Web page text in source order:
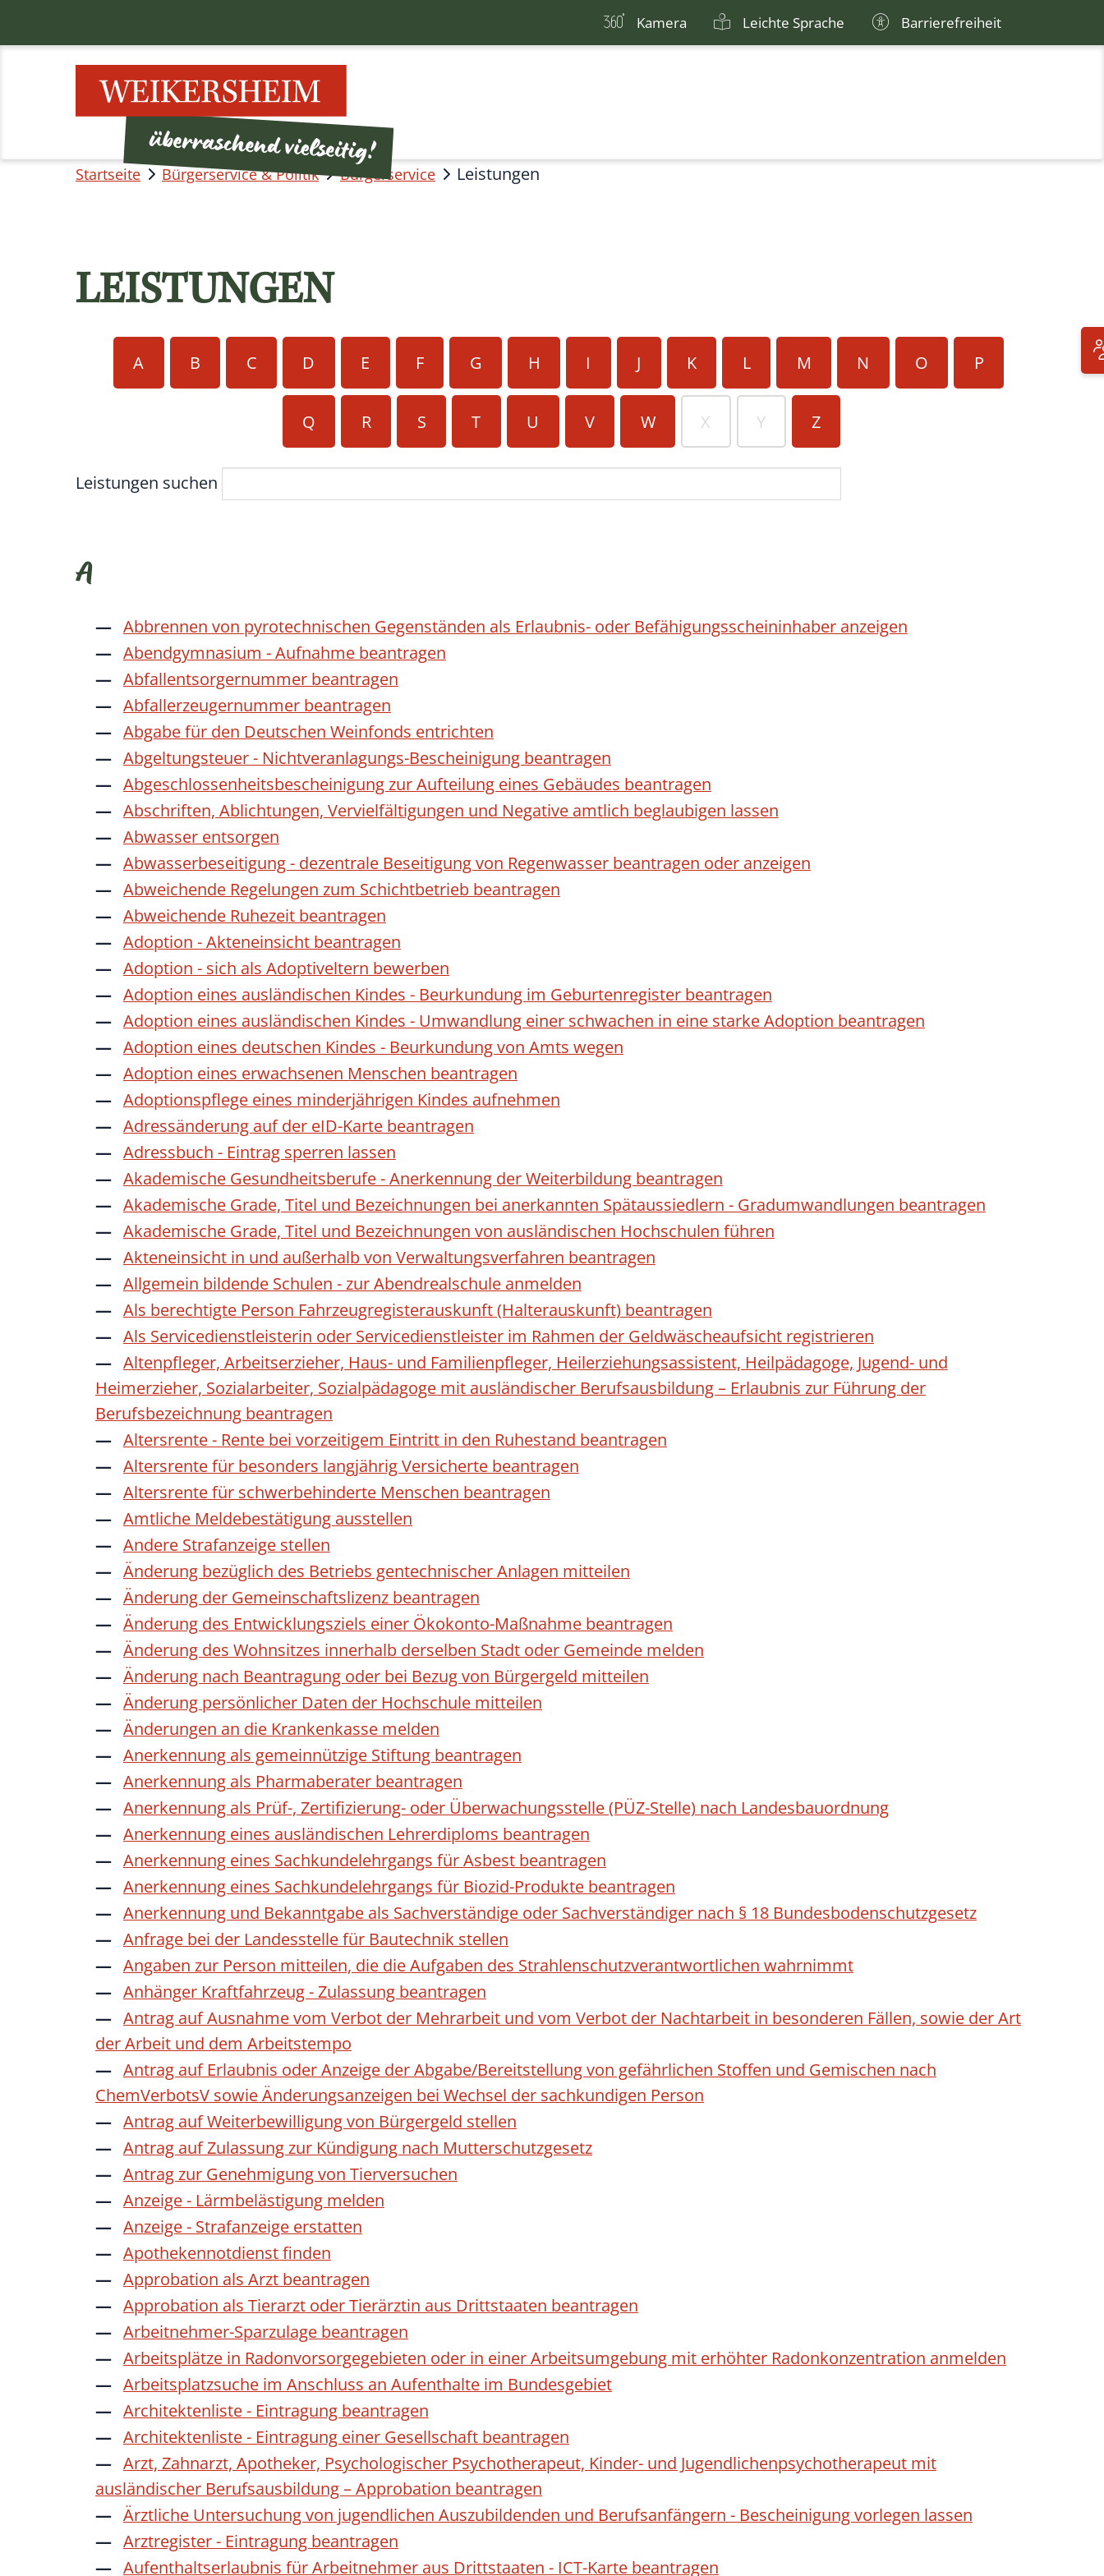
Kamera Leichte Sprache Barrierefreiheit
Startseite Bürgerservice & Politik Bürgerservice Leistungen
LEISTUNGEN
A B C D E F G H I J K L M N O P
Q R S T U V W X Y Z
Leistungen suchen
A
Abbrennen von pyrotechnischen Gegenständen als Erlaubnis- oder Befähigungsscheininhaber anzeigen
Abendgymnasium - Aufnahme beantragen
Abfallentsorgernummer beantragen
Abfallerzeugernummer beantragen
Abgabe für den Deutschen Weinfonds entrichten
Abgeltungsteuer - Nichtveranlagungs-Bescheinigung beantragen
Abgeschlossenheitsbescheinigung zur Aufteilung eines Gebäudes beantragen
Abschriften, Ablichtungen, Vervielfältigungen und Negative amtlich beglaubigen lassen
Abwasser entsorgen
Abwasserbeseitigung - dezentrale Beseitigung von Regenwasser beantragen oder anzeigen
Abweichende Regelungen zum Schichtbetrieb beantragen
Abweichende Ruhezeit beantragen
Adoption - Akteneinsicht beantragen
Adoption - sich als Adoptiveltern bewerben
Adoption eines ausländischen Kindes - Beurkundung im Geburtenregister beantragen
Adoption eines ausländischen Kindes - Umwandlung einer schwachen in eine starke Adoption beantragen
Adoption eines deutschen Kindes - Beurkundung von Amts wegen
Adoption eines erwachsenen Menschen beantragen
Adoptionspflege eines minderjährigen Kindes aufnehmen
Adressänderung auf der eID-Karte beantragen
Adressbuch - Eintrag sperren lassen
Akademische Gesundheitsberufe - Anerkennung der Weiterbildung beantragen
Akademische Grade, Titel und Bezeichnungen bei anerkannten Spätaussiedlern - Gradumwandlungen beantragen
Akademische Grade, Titel und Bezeichnungen von ausländischen Hochschulen führen
Akteneinsicht in und außerhalb von Verwaltungsverfahren beantragen
Allgemein bildende Schulen - zur Abendrealschule anmelden
Als berechtigte Person Fahrzeugregisterauskunft (Halterauskunft) beantragen
Als Servicedienstleisterin oder Servicedienstleister im Rahmen der Geldwäscheaufsicht registrieren
Altenpfleger, Arbeitserzieher, Haus- und Familienpfleger, Heilerziehungsassistent, Heilpädagoge, Jugend- und
Heimerzieher, Sozialarbeiter, Sozialpädagoge mit ausländischer Berufsausbildung – Erlaubnis zur Führung der
Berufsbezeichnung beantragen
Altersrente - Rente bei vorzeitigem Eintritt in den Ruhestand beantragen
Altersrente für besonders langjährig Versicherte beantragen
Altersrente für schwerbehinderte Menschen beantragen
Amtliche Meldebestätigung ausstellen
Andere Strafanzeige stellen
Änderung bezüglich des Betriebs gentechnischer Anlagen mitteilen
Änderung der Gemeinschaftslizenz beantragen
Änderung des Entwicklungsziels einer Ökokonto-Maßnahme beantragen
Änderung des Wohnsitzes innerhalb derselben Stadt oder Gemeinde melden
Änderung nach Beantragung oder bei Bezug von Bürgergeld mitteilen
Änderung persönlicher Daten der Hochschule mitteilen
Änderungen an die Krankenkasse melden
Anerkennung als gemeinnützige Stiftung beantragen
Anerkennung als Pharmaberater beantragen
Anerkennung als Prüf-, Zertifizierung- oder Überwachungsstelle (PÜZ-Stelle) nach Landesbauordnung
Anerkennung eines ausländischen Lehrerdiploms beantragen
Anerkennung eines Sachkundelehrgangs für Asbest beantragen
Anerkennung eines Sachkundelehrgangs für Biozid-Produkte beantragen
Anerkennung und Bekanntgabe als Sachverständige oder Sachverständiger nach § 18 Bundesbodenschutzgesetz
Anfrage bei der Landesstelle für Bautechnik stellen
Angaben zur Person mitteilen, die die Aufgaben des Strahlenschutzverantwortlichen wahrnimmt
Anhänger Kraftfahrzeug - Zulassung beantragen
Antrag auf Ausnahme vom Verbot der Mehrarbeit und vom Verbot der Nachtarbeit in besonderen Fällen, sowie der Art
der Arbeit und dem Arbeitstempo
Antrag auf Erlaubnis oder Anzeige der Abgabe/Bereitstellung von gefährlichen Stoffen und Gemischen nach
ChemVerbotsV sowie Änderungsanzeigen bei Wechsel der sachkundigen Person
Antrag auf Weiterbewilligung von Bürgergeld stellen
Antrag auf Zulassung zur Kündigung nach Mutterschutzgesetz
Antrag zur Genehmigung von Tierversuchen
Anzeige - Lärmbelästigung melden
Anzeige - Strafanzeige erstatten
Apothekennotdienst finden
Approbation als Arzt beantragen
Approbation als Tierarzt oder Tierärztin aus Drittstaaten beantragen
Arbeitnehmer-Sparzulage beantragen
Arbeitsplätze in Radonvorsorgegebieten oder in einer Arbeitsumgebung mit erhöhter Radonkonzentration anmelden
Arbeitsplatzsuche im Anschluss an Aufenthalte im Bundesgebiet
Architektenliste - Eintragung beantragen
Architektenliste - Eintragung einer Gesellschaft beantragen
Arzt, Zahnarzt, Apotheker, Psychologischer Psychotherapeut, Kinder- und Jugendlichenpsychotherapeut mit
ausländischer Berufsausbildung – Approbation beantragen
Ärztliche Untersuchung von jugendlichen Auszubildenden und Berufsanfängern - Bescheinigung vorlegen lassen
Arztregister - Eintragung beantragen
Aufenthaltserlaubnis für Arbeitnehmer aus Drittstaaten - ICT-Karte beantragen